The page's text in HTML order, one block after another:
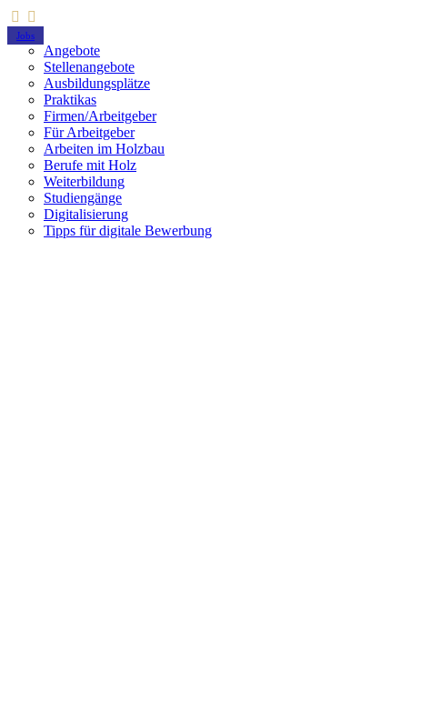
Jobs
Angebote
Stellenangebote
Ausbildungsplätze
Praktikas
Firmen/Arbeitgeber
Für Arbeitgeber
Arbeiten im Holzbau
Berufe mit Holz
Weiterbildung
Studiengänge
Digitalisierung
Tipps für digitale Bewerbung